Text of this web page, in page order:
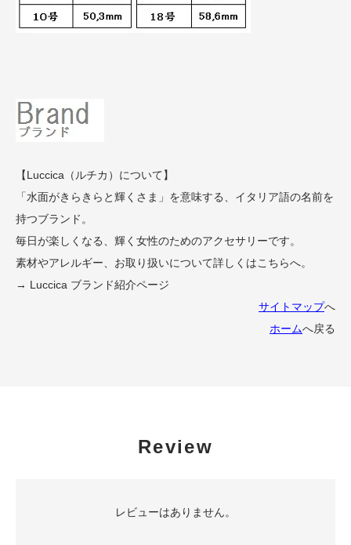
【Luccica（ルチカ）について】
「水面がきらきらと輝くさま」を意味する、イタリア語の名前を
持つブランド。
毎日が楽しくなる、輝く女性のためのアクセサリーです。
素材やアレルギー、お取り扱いについて詳しくはこちらへ。
→ Luccica ブランド紹介ページ
サイトマップへ
ホームへ戻る
Review
レビューはありません。